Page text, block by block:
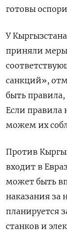
готовы
У
приняли
санкций»,
быть
Если правила
можем их
Против
входит в
может быть
наказания за
планируется
станков и